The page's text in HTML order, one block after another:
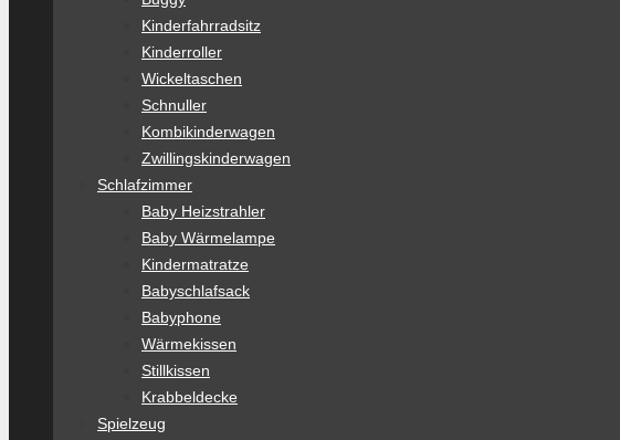
Kinderfahrradsitz
Kinderroller
Wickeltaschen
Schnuller
Kombikinderwagen
Zwillingskinderwagen
Schlafzimmer
Baby Heizstrahler
Baby Wärmelampe
Kindermatratze
Babyschlafsack
Babyphone
Wärmekissen
Stillkissen
Krabbeldecke
Spielzeug